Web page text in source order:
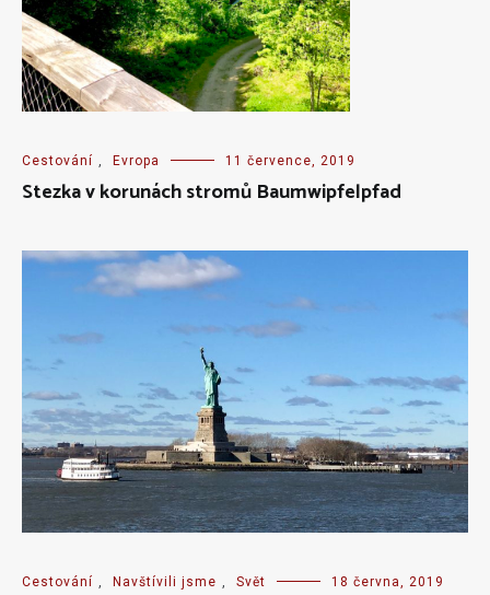
Cestování Evropa 11 července, 2019
Stezka v korunách stromů Baumwipfelpfad
Cestování Navštívili jsme Svět 18 června, 2019